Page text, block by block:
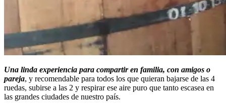
Una linda experiencia para compartir en familia, con amigos o
pareja, y recomendable para todos los que quieran bajarse de las 4
ruedas, subirse a las 2 y respirar ese aire puro que tanto escasea en
las grandes ciudades de nuestro país.